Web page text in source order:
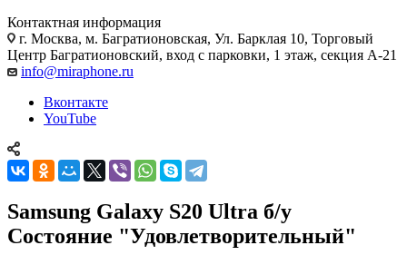
Контактная информация
г. Москва, м. Багратионовская, Ул. Барклая 10, Торговый
Центр Багратионовский, вход с парковки, 1 этаж, секция А-21
info@miraphone.ru
Вконтакте
YouTube
Samsung Galaxy S20 Ultra б/у
Состояние "Удовлетворительный"